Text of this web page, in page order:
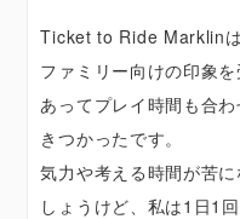
Ticket to Ride Marklinは
ファミリー向けの印象
あってプレイ時間も合
きつかったです。
気力や考える時間が苦
しょうけど、私は1日1